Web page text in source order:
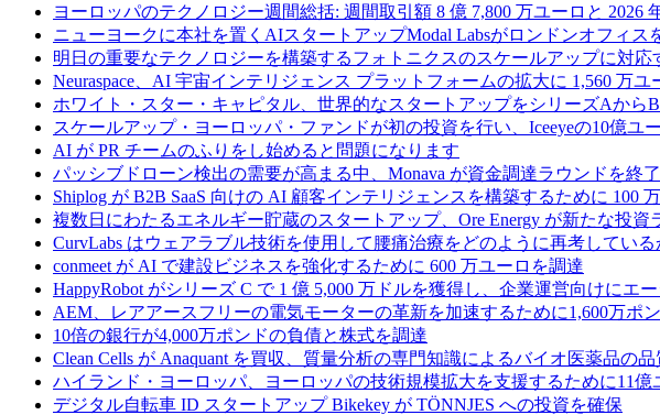
ヨーロッパのテクノロジー週間総括: 週間取引額 8 億 7,800 万ユーロと 2026
ニューヨークに本社を置くAIスタートアップModal Labsがロンドンオフィス
明日の重要なテクノロジーを構築するフォトニクスのスケールアップに対応
Neuraspace、AI 宇宙インテリジェンス プラットフォームの拡大に 1,560 万ユ
ホワイト・スター・キャピタル、世界的なスタートアップをシリーズAから
スケールアップ・ヨーロッパ・ファンドが初の投資を行い、Iceeyeの10億ユ
AI が PR チームのふりをし始めると問題になります
パッシブドローン検出の需要が高まる中、Monava が資金調達ラウンドを終了
Shiplog が B2B SaaS 向けの AI 顧客インテリジェンスを構築するために 100
複数日にわたるエネルギー貯蔵のスタートアップ、Ore Energy が新たな投資
CurvLabs はウェアラブル技術を使用して腰痛治療をどのように再考している
conmeet が AI で建設ビジネスを強化するために 600 万ユーロを調達
HappyRobot がシリーズ C で 1 億 5,000 万ドルを獲得し、企業運営向けにエ
AEM、レアアースフリーの電気モーターの革新を加速するために1,600万ポ
10倍の銀行が4,000万ポンドの負債と株式を調達
Clean Cells が Anaquant を買収、質量分析の専門知識によるバイオ医薬品の
ハイランド・ヨーロッパ、ヨーロッパの技術規模拡大を支援するために11
デジタル自転車 ID スタートアップ Bikekey が TÖNNJES への投資を確保